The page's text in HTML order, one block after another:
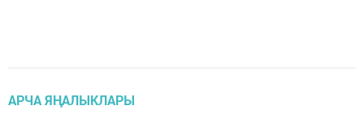
АРЧА ЯҢАЛЫКЛАРЫ